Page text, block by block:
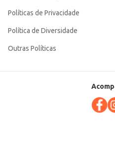
Políticas de Privacidade
Política de Diversidade
Outras Políticas